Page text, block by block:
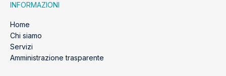
INFORMAZIONI
Home
Chi siamo
Servizi
Amministrazione trasparente